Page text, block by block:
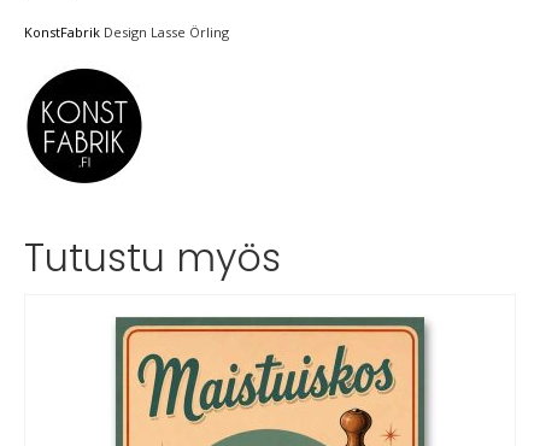
KonstFabrik Design Lasse Örling
Tutustu myös